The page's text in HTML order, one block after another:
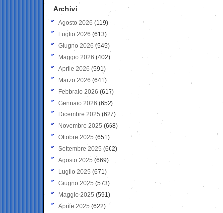
Archivi
Agosto 2026 (119)
Luglio 2026 (613)
Giugno 2026 (545)
Maggio 2026 (402)
Aprile 2026 (591)
Marzo 2026 (641)
Febbraio 2026 (617)
Gennaio 2026 (652)
Dicembre 2025 (627)
Novembre 2025 (668)
Ottobre 2025 (651)
Settembre 2025 (662)
Agosto 2025 (669)
Luglio 2025 (671)
Giugno 2025 (573)
Maggio 2025 (591)
Aprile 2025 (622)